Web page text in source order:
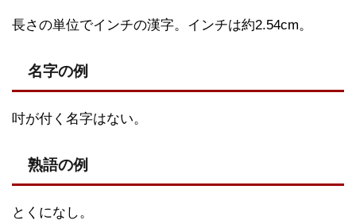
長さの単位でインチの漢字。インチは約2.54cm。
名字の例
吋が付く名字はない。
熟語の例
とくになし。